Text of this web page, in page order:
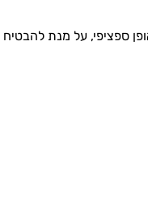
ספציפי, על מנת להבטיח